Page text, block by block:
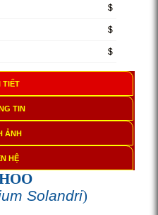
$
$
$
TIẾT
TIN
ẢNH
HỆ
Solandri)